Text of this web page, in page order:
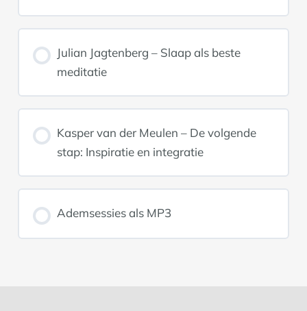
Julian Jagtenberg – Slaap als beste
meditatie
Kasper van der Meulen – De volgende
stap: Inspiratie en integratie
Ademsessies als MP3